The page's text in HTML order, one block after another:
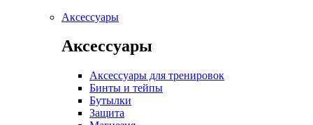
Аксессуары
Аксессуары
Аксессуары для тренировок
Бинты и тейпы
Бутылки
Защита